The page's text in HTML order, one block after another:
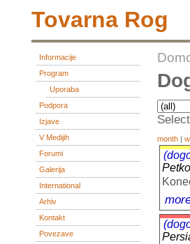
Tovarna Rog
Informacije
Program
Uporaba
Podpora
Izjave
V Medijih
Forumi
Galerija
International
Arhiv
Kontakt
Povezave
month |